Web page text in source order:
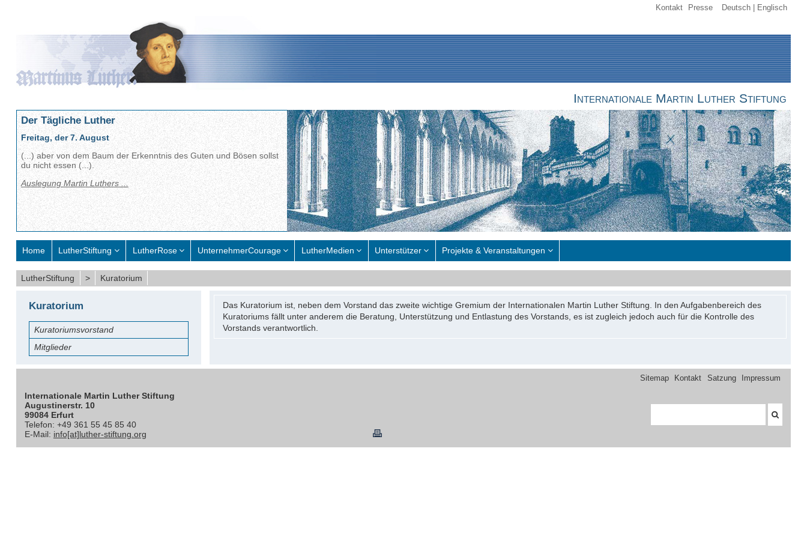
Kontakt Presse Deutsch Englisch
Internationale Martin Luther Stiftung
Der Tägliche Luther
Freitag, der 7. August
(...) aber von dem Baum der Erkenntnis des Guten und Bösen sollst
du nicht essen (...).
Auslegung Martin Luthers ...
Home LutherStiftung LutherRose UnternehmerCourage LutherMedien Unterstützer Projekte & Veranstaltungen
LutherStiftung > Kuratorium
Kuratorium
Kuratoriumsvorstand
Mitglieder
Das Kuratorium ist, neben dem Vorstand das zweite wichtige Gremium der Internationalen Martin Luther Stiftung. In den Aufgabenbereich des
Kuratoriums fällt unter anderem die Beratung, Unterstützung und Entlastung des Vorstands, es ist zugleich jedoch auch für die Kontrolle des
Vorstands verantwortlich.
Sitemap Kontakt Satzung Impressum
Internationale Martin Luther Stiftung
Augustinerstr. 10
99084 Erfurt
Telefon: +49 361 55 45 85 40
E-Mail: info[at]luther-stiftung.org